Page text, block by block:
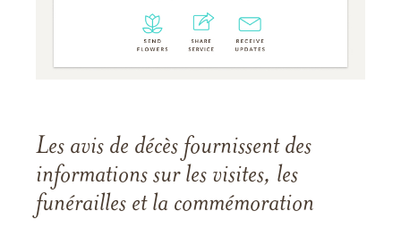
Les avis de décès fournissent des
informations sur les visites, les
funérailles et la commémoration